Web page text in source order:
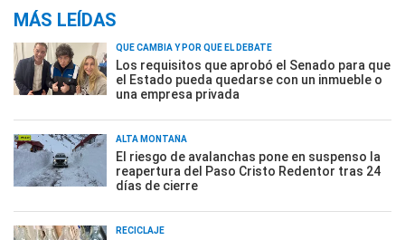
MÁS LEÍDAS
QUÉ CAMBIA Y POR QUÉ EL DEBATE
Los requisitos que aprobó el Senado para que
el Estado pueda quedarse con un inmueble o
una empresa privada
ALTA MONTAÑA
El riesgo de avalanchas pone en suspenso la
reapertura del Paso Cristo Redentor tras 24
días de cierre
RECICLAJE